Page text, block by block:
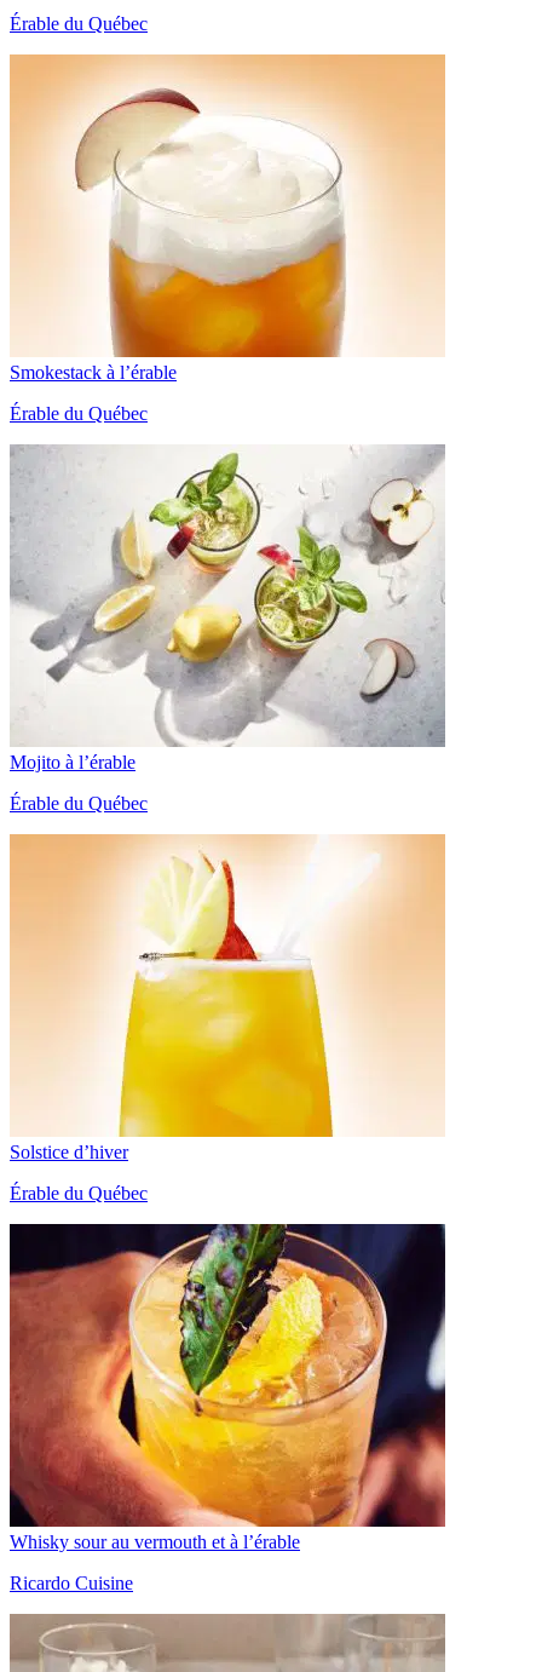
Érable du Québec
Smokestack à l’érable
Érable du Québec
Mojito à l’érable
Érable du Québec
Solstice d’hiver
Érable du Québec
Whisky sour au vermouth et à l’érable
Ricardo Cuisine